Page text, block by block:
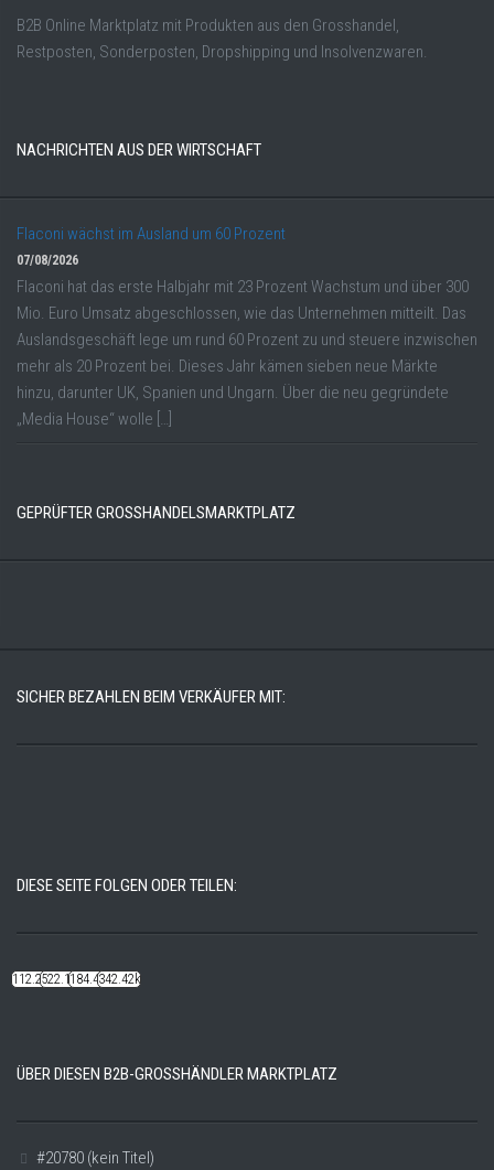
B2B Online Marktplatz mit Produkten aus den Grosshandel,
Restposten, Sonderposten, Dropshipping und Insolvenzwaren.
NACHRICHTEN AUS DER WIRTSCHAFT
Flaconi wächst im Ausland um 60 Prozent
07/08/2026
Flaconi hat das erste Halbjahr mit 23 Prozent Wachstum und über 300
Mio. Euro Umsatz abgeschlossen, wie das Unternehmen mitteilt. Das
Auslandsgeschäft lege um rund 60 Prozent zu und steuere inzwischen
mehr als 20 Prozent bei. Dieses Jahr kämen sieben neue Märkte
hinzu, darunter UK, Spanien und Ungarn. Über die neu gegründete
„Media House“ wolle […]
GEPRÜFTER GROSSHANDELSMARKTPLATZ
SICHER BEZAHLEN BEIM VERKÄUFER MIT:
DIESE SEITE FOLGEN ODER TEILEN:
112.22k522.14k184.48k342.42k
ÜBER DIESEN B2B-GROSSHÄNDLER MARKTPLATZ
#20780 (kein Titel)